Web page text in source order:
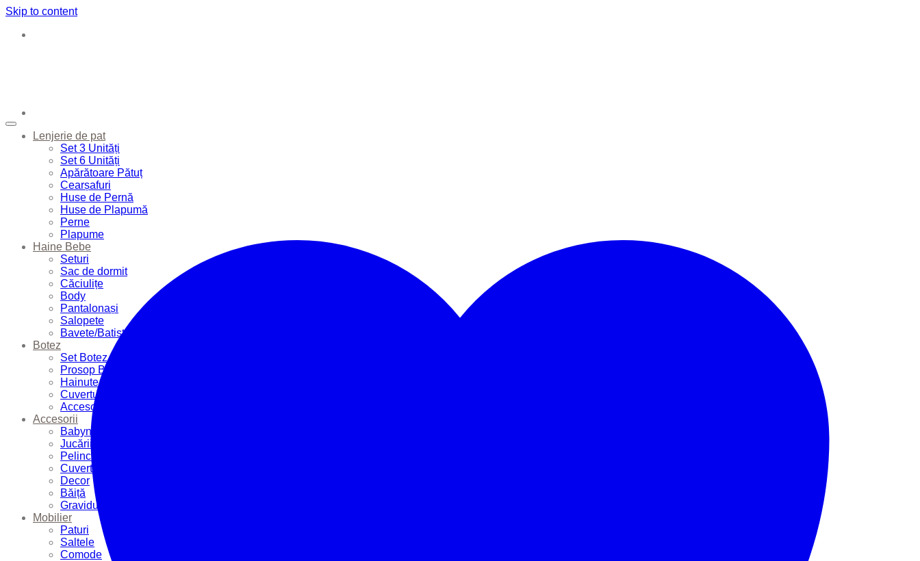
Skip to content
Lenjerie de pat
Set 3 Unități
Set 6 Unități
Apărătoare Pătuț
Cearșafuri
Huse de Pernă
Huse de Plapumă
Perne
Plapume
Haine Bebe
Seturi
Sac de dormit
Căciulițe
Body
Pantalonași
Salopete
Bavete/Batiste
Botez
Set Botez
Prosop Botez
Hainute Botez
Cuverturi Botez
Accesorii Botez
Accesorii
Babynest
Jucării
Pelinci
Cuverturi
Decor
Băiță
Graviduțe
Mobilier
Paturi
Saltele
Comode